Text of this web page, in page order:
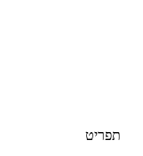
תפריט